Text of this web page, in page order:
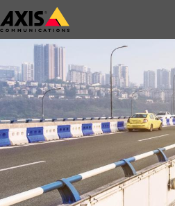
Passer
au
contenu
principal